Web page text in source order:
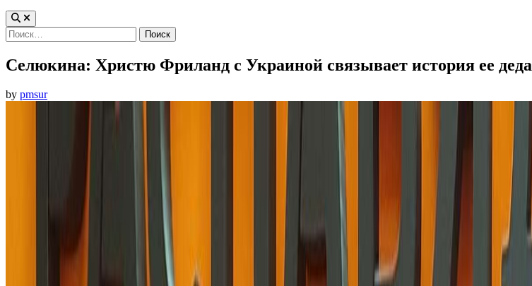
Найти:
Селюкина: Христю Фриланд с Украиной связывает история ее деда
by pmsur